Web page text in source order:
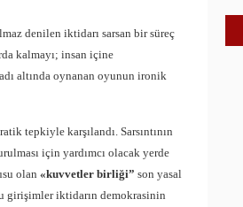
denilen iktidarı sarsan bir süreç
kalmayı; insan içine
altında oynanan oyunun ironik
tepkiyle karşılandı. Sarsıntının
için yardımcı olacak yerde
olan «kuvvetler birliği” son yasal
girişimler iktidarın demokrasinin